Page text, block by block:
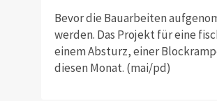
Bevor die Bauarbeiten
werden. Das Projekt für eine
einem Absturz, einer
diesen Monat. (mai/pd)